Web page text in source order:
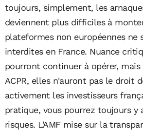
toujours, simplement, les
deviennent plus difficiles à
plateformes non européennes ne
interdites en France. Nuance
pourront continuer à opérer,
ACPR, elles n'auront pas le droit
activement les investisseurs
pratique, vous pourrez toujours y
risques. L'AMF mise sur la